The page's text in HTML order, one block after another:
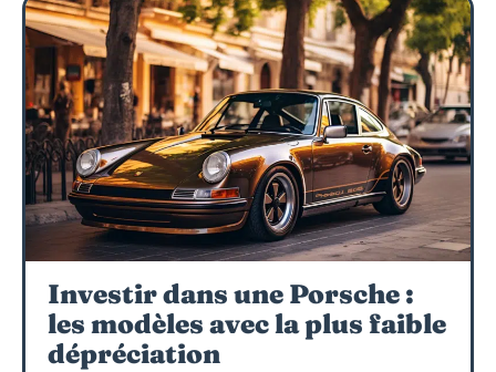
Investir dans une Porsche :
les modèles avec la plus faible
dépréciation